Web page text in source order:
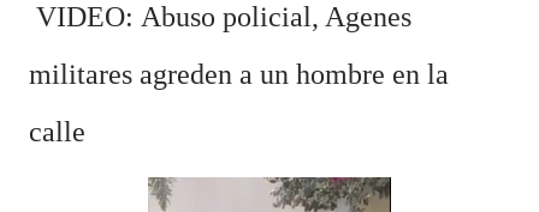
VIDEO: Abuso policial, Agenes
militares agreden a un hombre en la
calle